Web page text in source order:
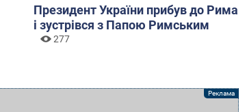
Президент України прибув до Рима
і зустрівся з Папою Римським
277